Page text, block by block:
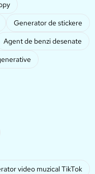
Generator de stickere
Agent de benzi desenate
video muzical TikTok